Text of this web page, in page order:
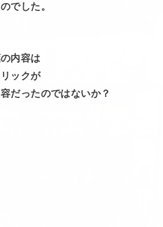
でした。
内容は
ックが
だったのではないか？